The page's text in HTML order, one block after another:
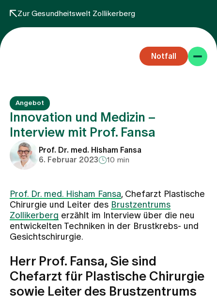
Zur Gesundheitswelt Zollikerberg
Notfall
Fachbereiche
Team
Zuweisende
Events
Angebot
Innovation und Medizin –
Interview mit Prof. Fansa
Prof. Dr. med. Hisham Fansa
6. Februar 2023
10 min
Prof. Dr. med. Hisham Fansa, Chefarzt Plastische
Chirurgie und Leiter des Brustzentrums
Zollikerberg erzählt im Interview über die neu
entwickelten Techniken in der Brustkrebs- und
Gesichtschirurgie.
Herr Prof. Fansa, Sie sind
Chefarzt für Plastische Chirurgie
sowie Leiter des Brustzentrums